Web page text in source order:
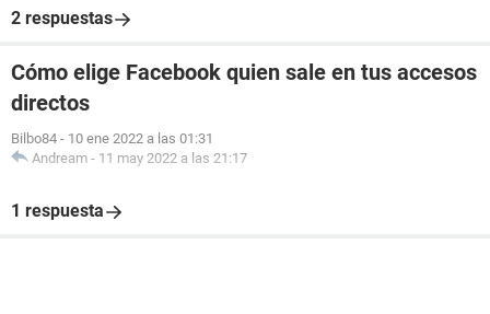
2 respuestas
Cómo elige Facebook quien sale en tus accesos
directos
Bilbo84 - 10 ene 2022 a las 01:31
Andream - 11 may 2022 a las 21:17
1 respuesta